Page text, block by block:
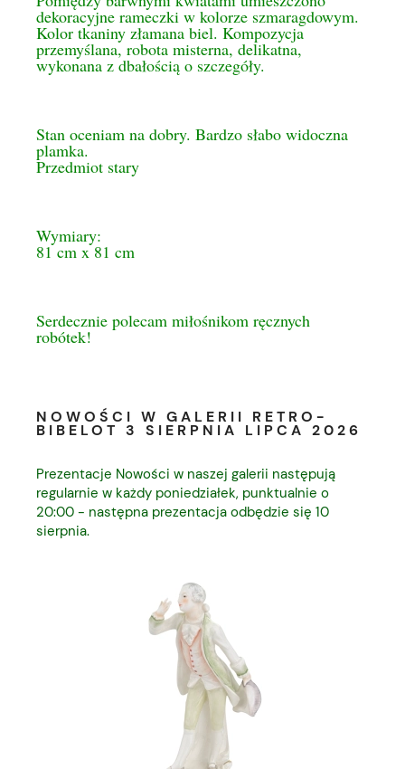
dekoracyjne rameczki w kolorze szmaragdowym.
Kolor tkaniny złamana biel. Kompozycja
przemyślana, robota misterna, delikatna,
wykonana z dbałością o szczegóły.
Stan oceniam na dobry. Bardzo słabo widoczna
plamka.
Przedmiot stary
Wymiary:
81 cm x 81 cm
Serdecznie polecam miłośnikom ręcznych
robótek!
NOWOŚCI W GALERII RETRO-
BIBELOT 3 SIERPNIA LIPCA 2026
Prezentacje Nowości w naszej galerii następują
regularnie w każdy poniedziałek, punktualnie o
20:00 - następna prezentacja odbędzie się 10
sierpnia.